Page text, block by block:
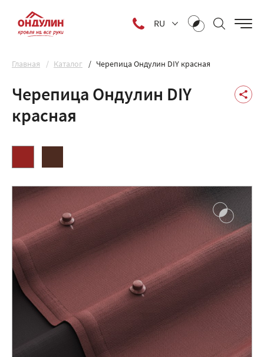
RU
Главная Каталог Черепица Ондулин DIY красная
Черепица Ондулин DIY
красная